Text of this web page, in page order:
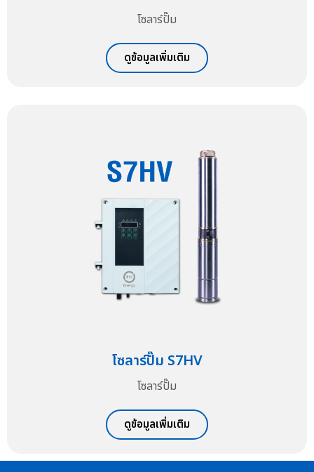
โซลาร์ปั๊ม
ดูข้อมูลเพิ่มเติม
โซลาร์ปั๊ม S7HV
โซลาร์ปั๊ม
ดูข้อมูลเพิ่มเติม